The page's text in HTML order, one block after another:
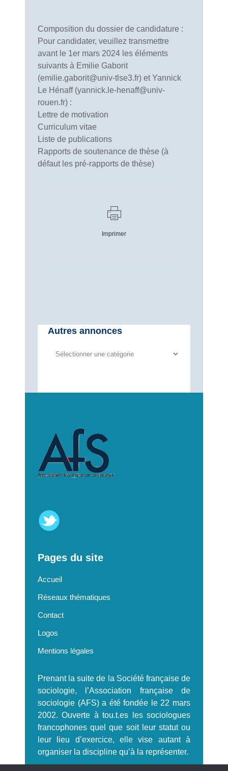
Composition du dossier de candidature :
Pour candidater, veuillez transmettre
avant le 1er mars 2024 les éléments
suivants à Emilie Gaborit
(emilie.gaborit@univ-tlse3.fr) et Yannick
Le Hénaff (yannick.le-henaff@univ-
rouen.fr) :
Lettre de motivation
Curriculum vitae
Liste de publications
Rapports de soutenance de thèse (à
défaut les pré-rapports de thèse)
Imprimer
Autres annonces
Autres
Pages du site
Accueil
Réseaux thématiques
Contact
Logos
Mentions légales
Prenant la suite de la Société française de
sociologie, l’Association française de
sociologie (AFS) a été fondée le 22 mars
2002. Ouverte à tou.t.es les sociologues
francophones quel que soit leur statut ou
leur lieu d’exercice, elle vise autant à
organiser la discipline qu’à la représenter.